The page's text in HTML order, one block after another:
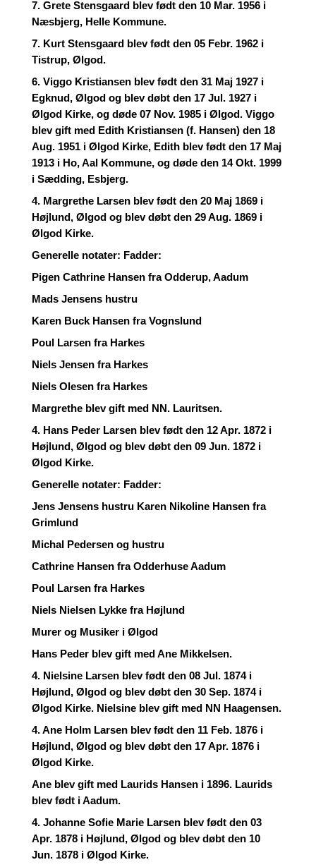
7. Grete Stensgaard blev født den 10 Mar. 1956 i
Næsbjerg, Helle Kommune.
7. Kurt Stensgaard blev født den 05 Febr. 1962 i
Tistrup, Ølgod.
6. Viggo Kristiansen blev født den 31 Maj 1927 i
Egknud, Ølgod og blev døbt den 17 Jul. 1927 i
Ølgod Kirke, og døde 07 Nov. 1985 i Ølgod. Viggo
blev gift med Edith Kristiansen (f. Hansen) den 18
Aug. 1951 i Ølgod Kirke, Edith blev født den 17 Maj
1913 i Ho, Aal Kommune, og døde den 14 Okt. 1999
i Sædding, Esbjerg.
4. Margrethe Larsen blev født den 20 Maj 1869 i
Højlund, Ølgod og blev døbt den 29 Aug. 1869 i
Ølgod Kirke.
Generelle notater: Fadder:
Pigen Cathrine Hansen fra Odderup, Aadum
Mads Jensens hustru
Karen Buck Hansen fra Vognslund
Poul Larsen fra Harkes
Niels Jensen fra Harkes
Niels Olesen fra Harkes
Margrethe blev gift med NN. Lauritsen.
4. Hans Peder Larsen blev født den 12 Apr. 1872 i
Højlund, Ølgod og blev døbt den 09 Jun. 1872 i
Ølgod Kirke.
Generelle notater: Fadder:
Jens Jensens hustru Karen Nikoline Hansen fra
Grimlund
Michal Pedersen og hustru
Cathrine Hansen fra Odderhuse Aadum
Poul Larsen fra Harkes
Niels Nielsen Lykke fra Højlund
Murer og Musiker i Ølgod
Hans Peder blev gift med Ane Mikkelsen.
4. Nielsine Larsen blev født den 08 Jul. 1874 i
Højlund, Ølgod og blev døbt den 30 Sep. 1874 i
Ølgod Kirke. Nielsine blev gift med NN Haagensen.
4. Ane Holm Larsen blev født den 11 Feb. 1876 i
Højlund, Ølgod og blev døbt den 17 Apr. 1876 i
Ølgod Kirke.
Ane blev gift med Laurids Hansen i 1896. Laurids
blev født i Aadum.
4. Johanne Sofie Marie Larsen blev født den 03
Apr. 1878 i Højlund, Ølgod og blev døbt den 10
Jun. 1878 i Ølgod Kirke.